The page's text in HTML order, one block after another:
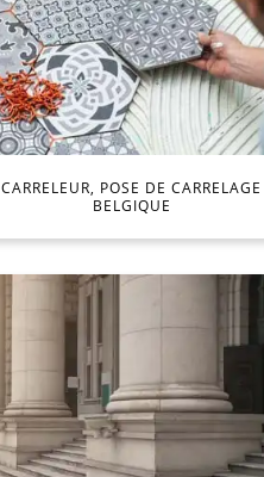
CARRELEUR, POSE DE CARRELAGE
BELGIQUE